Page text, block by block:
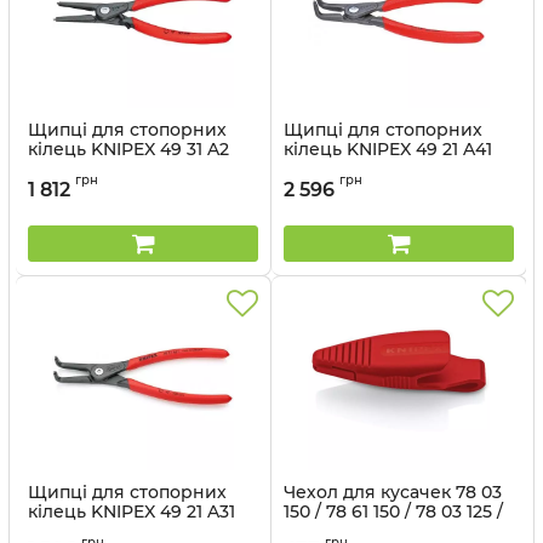
Щипці для стопорних
кілець KNIPEX 49 31 A2
1 812 грн
Щипці для стопорних
кілець KNIPEX 49 21 A41
2 596 грн
Щипці для стопорних
кілець KNIPEX 49 21 A31
Чехол для кусачек 78 03
150 / 78 61 150 / 78 03 125 /